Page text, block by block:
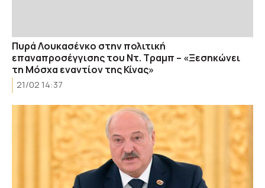
Πυρά Λουκασένκο στην πολιτική
επαναπροσέγγισης του Ντ. Τραμπ – «Ξεσηκώνει
τη Μόσχα εναντίον της Κίνας»
21/02 14:37